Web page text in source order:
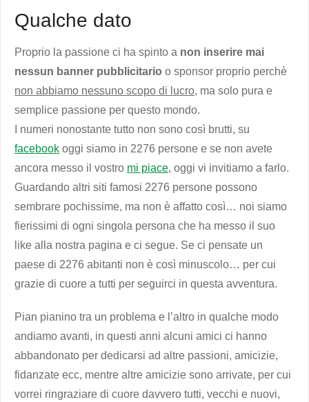
Qualche dato
Proprio la passione ci ha spinto a non inserire mai
nessun banner pubblicitario o sponsor proprio perchè
non abbiamo nessuno scopo di lucro, ma solo pura e
semplice passione per questo mondo.
I numeri nonostante tutto non sono così brutti, su
facebook oggi siamo in 2276 persone e se non avete
ancora messo il vostro mi piace, oggi vi invitiamo a farlo.
Guardando altri siti famosi 2276 persone possono
sembrare pochissime, ma non è affatto così… noi siamo
fierissimi di ogni singola persona che ha messo il suo
like alla nostra pagina e ci segue. Se ci pensate un
paese di 2276 abitanti non è così minuscolo… per cui
grazie di cuore a tutti per seguirci in questa avventura.
Pian pianino tra un problema e l’altro in qualche modo
andiamo avanti, in questi anni alcuni amici ci hanno
abbandonato per dedicarsi ad altre passioni, amicizie,
fidanzate ecc, mentre altre amicizie sono arrivate, per cui
vorrei ringraziare di cuore davvero tutti, vecchi e nuovi,